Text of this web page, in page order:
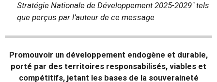
Stratégie Nationale de Développement 2025-2029" tels
que perçus par l’auteur de ce message
Promouvoir un développement endogène et durable,
porté par des territoires responsabilisés, viables et
compétitifs, jetant les bases de la souveraineté